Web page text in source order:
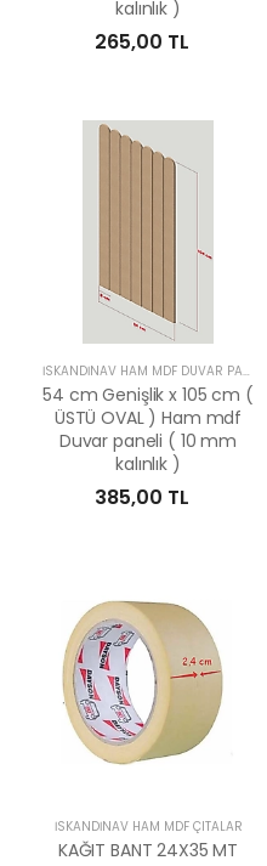
kalınlık )
265,00 TL
İSKANDİNAV HAM MDF DUVAR PANELLERİ
54 cm Genişlik x 105 cm (
ÜSTÜ OVAL ) Ham mdf
Duvar paneli ( 10 mm
kalınlık )
385,00 TL
İSKANDİNAV HAM MDF ÇITALAR
KAĞIT BANT 24X35 MT